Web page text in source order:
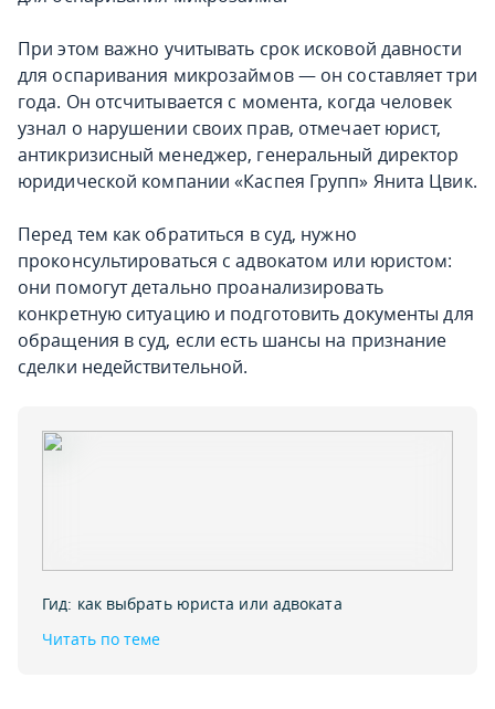
При этом важно учитывать срок исковой давности
для оспаривания микрозаймов — он составляет три
года. Он отсчитывается с момента, когда человек
узнал о нарушении своих прав, отмечает юрист,
антикризисный менеджер, генеральный директор
юридической компании «Каспея Групп» Янита Цвик.
Перед тем как обратиться в суд, нужно
проконсультироваться с адвокатом или юристом:
они помогут детально проанализировать
конкретную ситуацию и подготовить документы для
обращения в суд, если есть шансы на признание
сделки недействительной.
Гид: как выбрать юриста или адвоката
Читать по теме